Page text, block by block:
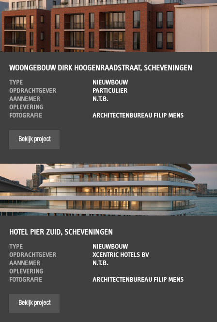
WOONGEBOUW DIRK HOOGENRAADSTRAAT, SCHEVENINGEN
TYPE
NIEUWBOUW
OPDRACHTGEVER
PARTICULIER
AANNEMER
N.T.B.
OPLEVERING
FOTOGRAFIE
ARCHITECTENBUREAU FILIP MENS
Bekijk project
HOTEL PIER ZUID, SCHEVENINGEN
TYPE
NIEUWBOUW
OPDRACHTGEVER
XCENTRIC HOTELS BV
AANNEMER
N.T.B.
OPLEVERING
FOTOGRAFIE
ARCHITECTENBUREAU FILIP MENS
Bekijk project